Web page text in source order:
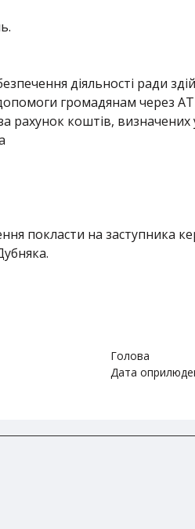
діяльності ради
громадянам через
рахунок коштів, визначених
покласти на заступника
Голова
Дата